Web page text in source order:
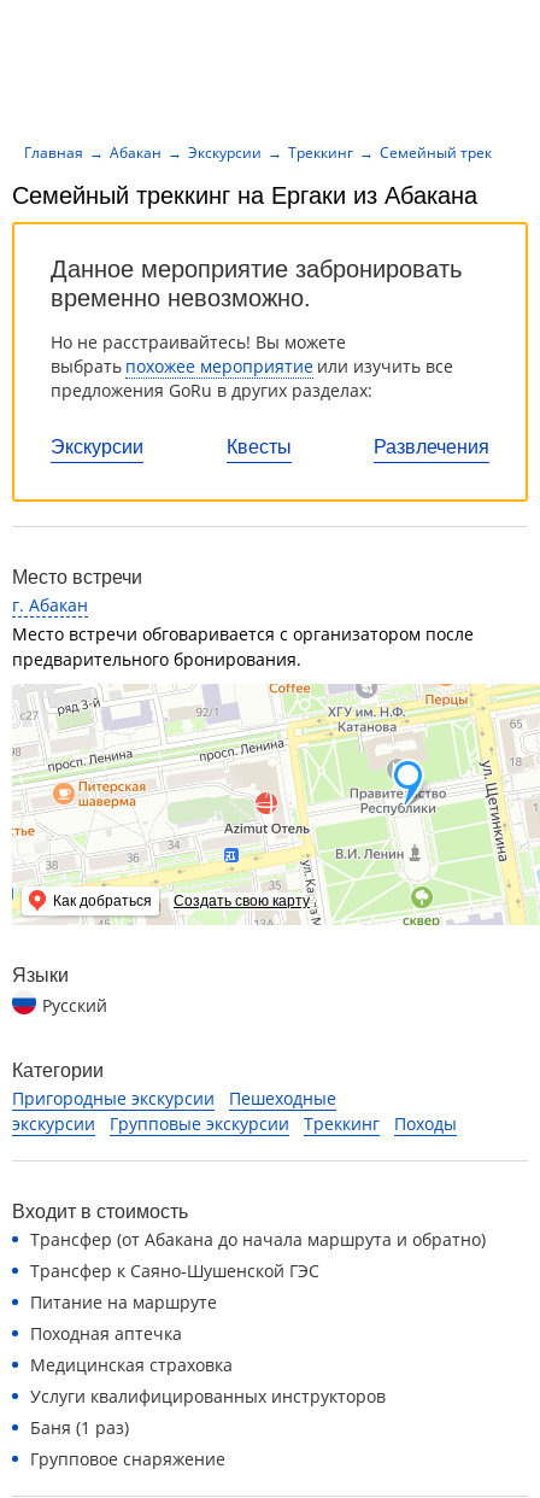
Данное мероприятие забронировать
временно невозможно.
Но не расстраивайтесь! Вы можете
выбрать похожее мероприятие или изучить все
предложения GoRu в других разделах:
Экскурсии Квесты Развлечения
Семейный треккинг на Ергаки из Абакана
Главная Абакан Экскурсии Треккинг Семейный треккинг
Место встречи
г. Абакан
Место встречи обговаривается с организатором после
предварительного бронирования.
Как добраться Создать свою карту
Языки
Русский
Категории
Пригородные экскурсии
Пешеходные
экскурсии
Групповые экскурсии Треккинг Походы
Входит в стоимость
Трансфер (от Абакана до начала маршрута и обратно)
Трансфер к Саяно-Шушенской ГЭС
Питание на маршруте
Походная аптечка
Медицинская страховка
Услуги квалифицированных инструкторов
Баня (1 раз)
Групповое снаряжение